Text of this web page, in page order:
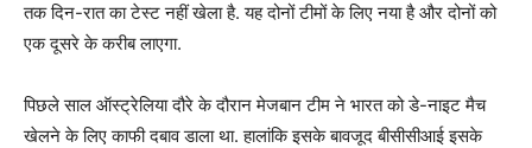
तक दिन-रात का टेस्ट नहीं खेला है. यह दोनों टीमों के लिए नया है और दोनों को
एक दूसरे के करीब लाएगा.
पिछले साल ऑस्‍ट्रेलिया दौरे के दौरान मेजबान टीम ने भारत को डे-नाइट मैच
खेलने के लिए काफी दबाव डाला था. हालांकि इसके बावजूद बीसीसीआई इसके